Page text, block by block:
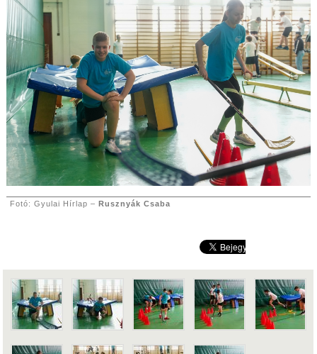
Fotó: Gyulai Hírlap – Rusznyák Csaba